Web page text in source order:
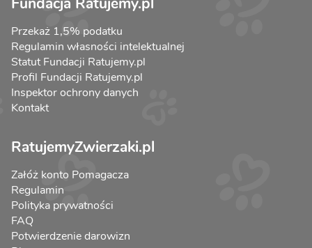
Przekaż 1,5% podatku
Regulamin własności intelektualnej
Statut Fundacji Ratujemy.pl
Profil Fundacji Ratujemy.pl
Inspektor ochrony danych
Kontakt
RatujemyZwierzaki.pl
Załóż konto Pomagacza
Regulamin
Polityka prywatności
FAQ
Potwierdzenie darowizn